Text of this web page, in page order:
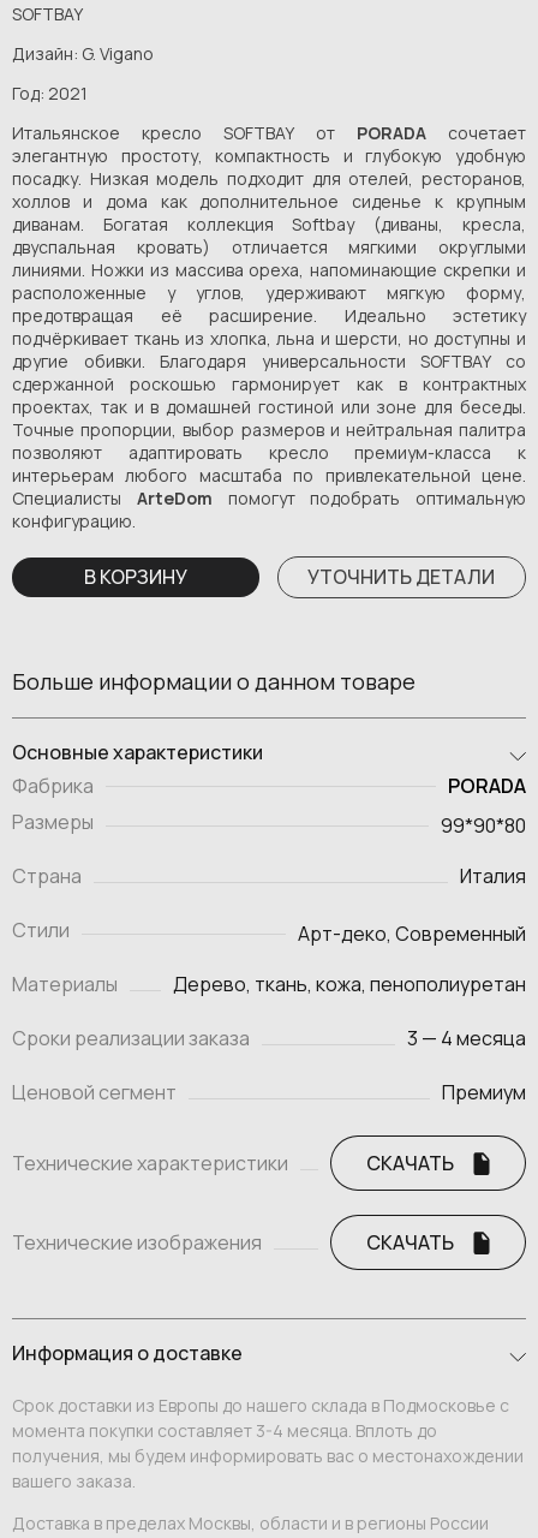
SOFTBAY
Дизайн: G. Vigano
Год: 2021
Итальянское кресло SOFTBAY от PORADA сочетает
элегантную простоту, компактность и глубокую удобную
посадку. Низкая модель подходит для отелей, ресторанов,
холлов и дома как дополнительное сиденье к крупным
диванам. Богатая коллекция Softbay (диваны, кресла,
двуспальная кровать) отличается мягкими округлыми
линиями. Ножки из массива ореха, напоминающие скрепки и
расположенные у углов, удерживают мягкую форму,
предотвращая её расширение. Идеально эстетику
подчёркивает ткань из хлопка, льна и шерсти, но доступны и
другие обивки. Благодаря универсальности SOFTBAY со
сдержанной роскошью гармонирует как в контрактных
проектах, так и в домашней гостиной или зоне для беседы.
Точные пропорции, выбор размеров и нейтральная палитра
позволяют адаптировать кресло премиум-класса к
интерьерам любого масштаба по привлекательной цене.
Специалисты ArteDom помогут подобрать оптимальную
конфигурацию.
В КОРЗИНУ УТОЧНИТЬ ДЕТАЛИ
Больше информации о данном товаре
Основные характеристики
Фабрика
PORADA
Страна Италия
Стили
Арт-деко, Современный
Материалы
Дерево, ткань, кожа, пенополиуретан
Сроки реализации заказа 3 — 4 месяца
Ценовой сегмент Премиум
Технические характеристики СКАЧАТЬ
Технические изображения СКАЧАТЬ
Размеры 99*90*80
Информация о доставке
Срок доставки из Европы до нашего склада в Подмосковье с
момента покупки составляет 3-4 месяца. Вплоть до
получения, мы будем информировать вас о местонахождении
вашего заказа.
Доставка в пределах Москвы, области и в регионы России